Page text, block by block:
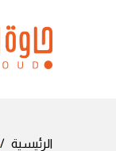
الرئيسية